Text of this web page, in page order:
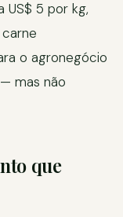
5 por kg,
o agronegócio
mas não
que